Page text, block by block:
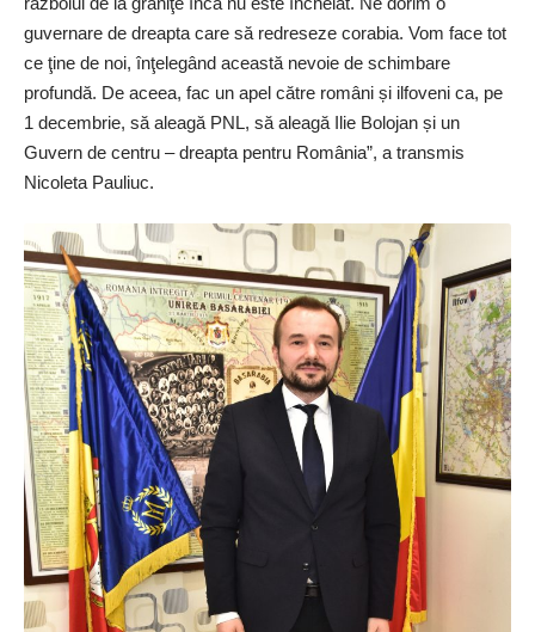
guvernare de dreapta care să redreseze corabia. Vom face tot
ce ţine de noi, înţelegând această nevoie de schimbare
profundă. De aceea, fac un apel către români și ilfoveni ca, pe
1 decembrie, să aleagă PNL, să aleagă Ilie Bolojan și un
Guvern de centru – dreapta pentru România”, a transmis
Nicoleta Pauliuc.